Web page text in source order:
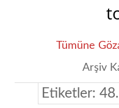
Tümüne
Arşiv
Etiketler: